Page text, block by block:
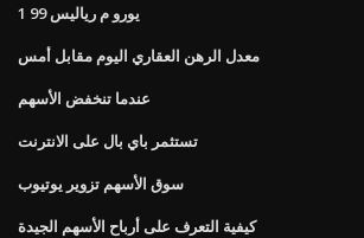
1 99 يورو م رياليس
معدل الرهن العقاري اليوم مقابل أمس
عندما تنخفض الأسهم
تستثمر باي بال على الانترنت
سوق الأسهم تزوير يوتيوب
كيفية التعرف على أرباح الأسهم الجيدة